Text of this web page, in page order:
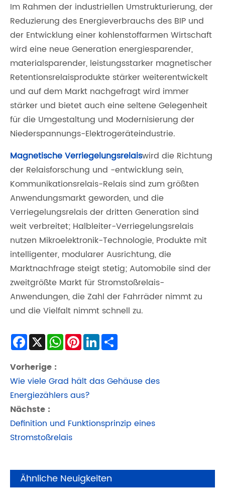
Im Rahmen der industriellen Umstrukturierung, der
Reduzierung des Energieverbrauchs des BIP und
der Entwicklung einer kohlenstoffarmen Wirtschaft
wird eine neue Generation energiesparender,
materialsparender, leistungsstarker magnetischer
Retentionsrelaisprodukte stärker weiterentwickelt
und auf dem Markt nachgefragt wird immer
stärker und bietet auch eine seltene Gelegenheit
für die Umgestaltung und Modernisierung der
Niederspannungs-Elektrogeräteindustrie.
Magnetische Verriegelungsrelaiswird die Richtung
der Relaisforschung und -entwicklung sein,
Kommunikationsrelais-Relais sind zum größten
Anwendungsmarkt geworden, und die
Verriegelungsrelais der dritten Generation sind
weit verbreitet; Halbleiter-Verriegelungsrelais
nutzen Mikroelektronik-Technologie, Produkte mit
intelligenter, modularer Ausrichtung, die
Marktnachfrage steigt stetig; Automobile sind der
zweitgrößte Markt für Stromstoßrelais-
Anwendungen, die Zahl der Fahrräder nimmt zu
und die Vielfalt nimmt schnell zu.
Facebook
X WhatsApp
Pinterest
LinkedIn
Vorherige :
Wie viele Grad hält das Gehäuse des
Energiezählers aus?
Nächste :
Definition und Funktionsprinzip eines
Stromstoßrelais
Ähnliche Neuigkeiten